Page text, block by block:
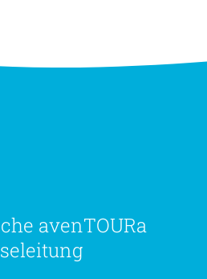
avenTOURa